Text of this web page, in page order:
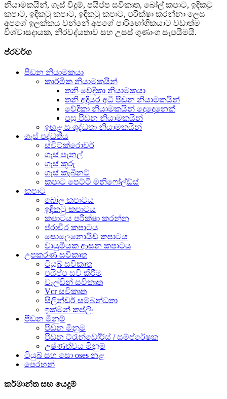
නියාමකයින්, ගෑස් විදුම්, පයිප්ප සවිකෘත, බෝල් කපාට, ඉඳිකටු
කපාට, ඉඳිකටු කපාට, ඉඳිකටු කපාට, පරීක්ෂා කරන්නා ලෙස
අපගේ ඉලක්කය වන්නේ අපගේ පාරිභෝගිකයාට වඩාත්ම
විශ්වාසදායක, නිරවද්යතාව සහ උසස් ගුණාංග සැපයීමයි.
ප්රවර්ග
පීඩන නියාමකයා
කාර්මික නියාමකයින්
තනි වේදිකා නියාමකයා
තනි අදියර අධි පීඩන නියාමකයින්
වේදිකා නියාමකයින් දෙදෙනෙක්
පසු පීඩන නියාමකයින්
ඉහළ සංශුද්ධතා නියාමකයින්
ගෑස් පද්ධතිය
ස්විට්ක්රොවර්
ගෑස් පැනල්
ගෑස් කූරු
ගෑස් කැබිනට්
කපාට පෙට්ටි මනිෆෝල්ඩ්ස්
කපාට
බෝල කපාටය
ඉඳිකටු කපාටය
කපාටය පරීක්ෂා කරන්න
ප්රාචීර කපාටය
සොලෙනොයිඩ් කපාටය
වායුමියක ආසන කපාටය
උපකරණ සවිකෘත
ටියුබ් සවිකෘත
පයිප්ප සවි කිරීම
වෑල්ඩින් සවිකෘත
Vcr සවිකෘත
සිලින්ඩර් සම්බන්ධතා
ඉක්මන් කප්ලිං
පීඩන මිනුම්
පීඩන මිනුම
පීඩන ට්රැන්ඩෝර්ස් / සම්ප්රේෂක
උෂ්ණත්වය මිනුම්
ටියුබ් සහ සො oses නළ
පෙරහන්
කර්මාන්ත සහ යෙදුම්